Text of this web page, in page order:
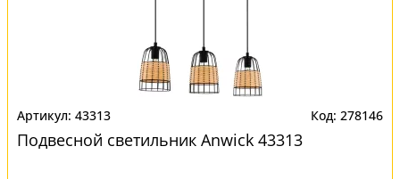
43313 278146
Подвесной светильник Anwick 43313